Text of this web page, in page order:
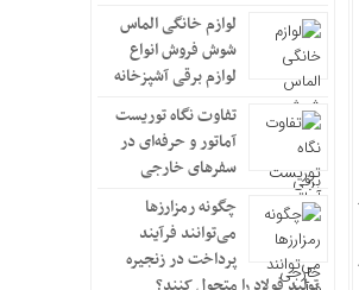
لوازم خانگی الماس
شوش فروش انواع
لوازم برقی آشپزخانه
تفاوت نگاه توریست
آماتور و حرفه‌ای در
سفرهای خارجی
چگونه رمزارزها
می‌توانند فرآیند
پرداخت در زنجیره